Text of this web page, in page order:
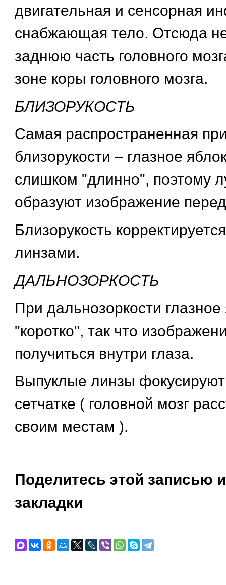
двигательная и сенсорная
снабжающая тело. Отсюда
заднюю часть головного
зоне коры головного мозга.
БЛИЗОРУКОСТЬ
Самая распространенная
близорукости – глазное
слишком "длинно", поэтому
образуют изображение
Близорукость
линзами.
ДАЛЬНОЗОРКОСТЬ
При дальнозоркости
"коротко", так что
получиться внутри глаза.
Выпуклые линзы
сетчатке ( головной мозг
своим местам ).
Поделитесь этой записью
закладки